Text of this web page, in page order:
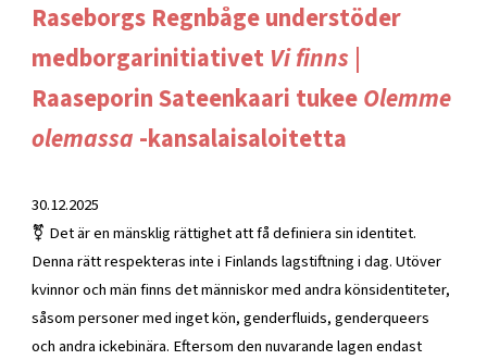
Raseborgs Regnbåge understöder
medborgarinitiativetVi finns |
Raaseporin Sateenkaari tukeeOlemme
olemassa -kansalaisaloitetta
30.12.2025
⚧️ Det är en mänsklig rättighet att få definiera sin identitet.
Denna rätt respekteras inte i Finlands lagstiftning i dag. Utöver
kvinnor och män finns det människor med andra könsidentiteter,
såsom personer med inget kön, genderfluids, genderqueers
och andra ickebinära. Eftersom den nuvarande lagen endast